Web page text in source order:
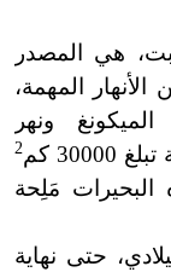
هي المصدر
المهمة،
ونهر
كم
2
مَلِحة
حتى نهاية